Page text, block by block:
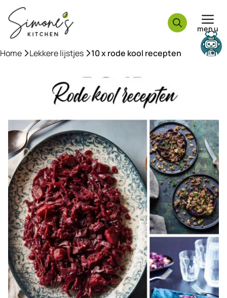
naar
inhoud
menu
Home »Lekkere lijstjes »10 x rode kool recepten
Need help?